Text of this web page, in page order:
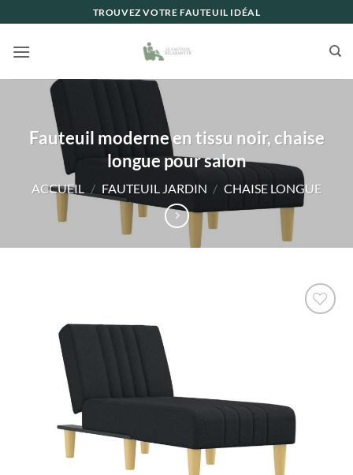
au
contenu
TROUVEZ VOTRE FAUTEUIL IDÉAL
Fauteuil moderne en tissu noir, chaise
longue pour salon
ACCUEIL / FAUTEUIL JARDIN / CHAISE LONGUE